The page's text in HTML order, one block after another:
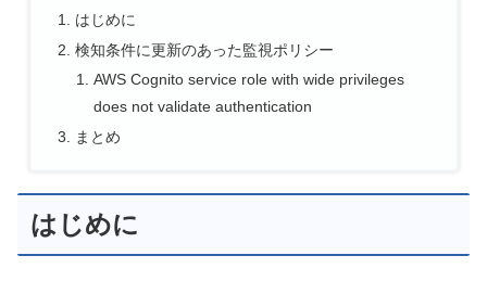
はじめに
検知条件に更新のあった監視ポリシー
AWS Cognito service role with wide privileges
does not validate authentication
まとめ
はじめに